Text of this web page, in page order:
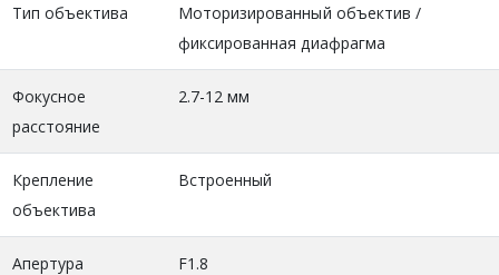
Тип объектива
Моторизированный объектив /
фиксированная диафрагма
Фокусное
расстояние
2.7-12 мм
Крепление
объектива
Встроенный
Апертура F1.8